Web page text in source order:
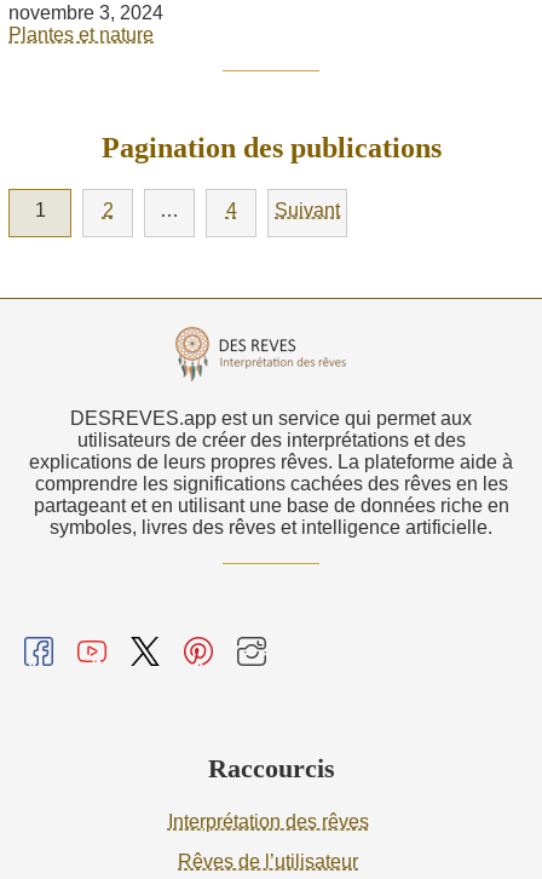
novembre 3, 2024
Plantes et nature
Pagination des publications
1 2 … 4 Suivant
DESREVES.app est un service qui permet aux
utilisateurs de créer des interprétations et des
explications de leurs propres rêves. La plateforme aide à
comprendre les significations cachées des rêves en les
partageant et en utilisant une base de données riche en
symboles, livres des rêves et intelligence artificielle.
Raccourcis
Interprétation des rêves
Rêves de l’utilisateur